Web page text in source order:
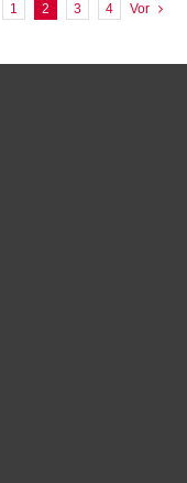
1 2 3 4 Vor